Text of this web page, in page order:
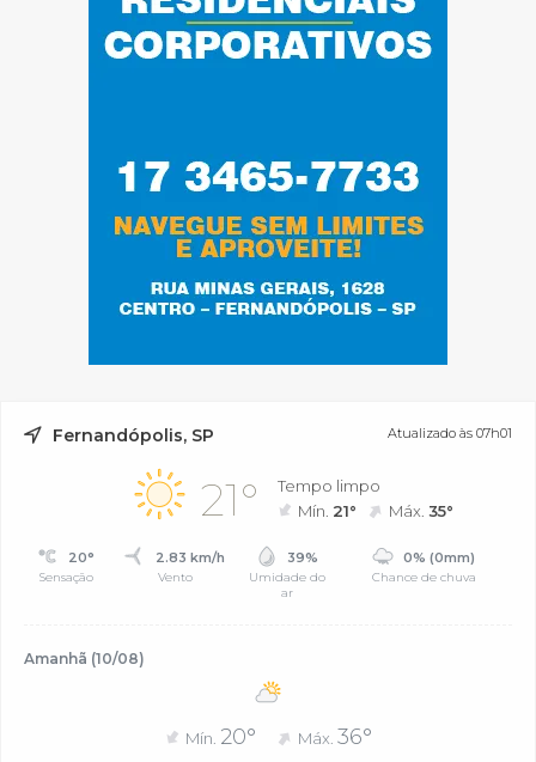
Fernandópolis, SP Atualizado às 07h01
21°
Tempo limpo
Mín. 21° Máx.35°
20°
Sensação
2.83 km/h
Vento
39%
Umidade do
ar
0% (0mm)
Chance de chuva
Amanhã (10/08)
Mín. 20° Máx. 36°